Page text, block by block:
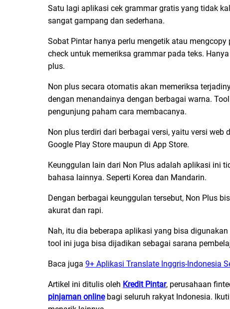
Satu lagi aplikasi cek grammar gratis yang tidak
sangat gampang dan sederhana.
Sobat Pintar hanya perlu mengetik atau
check untuk memeriksa grammar pada teks.
plus.
Non plus secara otomatis akan memeriksa
dengan menandainya dengan berbagai warna.
pengunjung paham cara membacanya.
Non plus terdiri dari berbagai versi, yaitu versi
Google Play Store maupun di App Store.
Keunggulan lain dari Non Plus adalah aplikasi ini
bahasa lainnya. Seperti Korea dan Mandarin.
Dengan berbagai keunggulan tersebut, Non Plus
akurat dan rapi.
Nah, itu dia beberapa aplikasi yang bisa
tool ini juga bisa dijadikan sebagai sarana
Baca juga 9+ Aplikasi Translate Inggris-Indonesia
Artikel ini ditulis oleh Kredit Pintar, perusahaan
pinjaman onlinebagi seluruh rakyat Indonesia.